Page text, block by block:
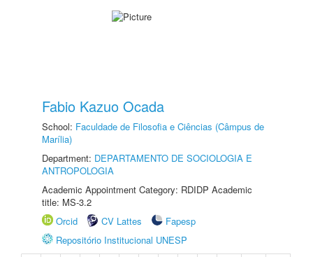
Fabio Kazuo Ocada
School: Faculdade de Filosofia e Ciências (Câmpus de
Marília)
Department: DEPARTAMENTO DE SOCIOLOGIA E
ANTROPOLOGIA
Academic Appointment Category: RDIDP Academic
title: MS-3.2
Orcid
CV Lattes
Fapesp
Repositório Institucional UNESP